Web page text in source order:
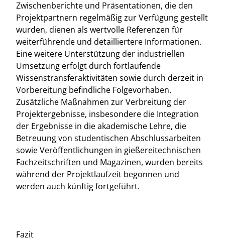
Zwischenberichte und Präsentationen, die den
Projektpartnern regelmäßig zur Verfügung gestellt
wurden, dienen als wertvolle Referenzen für
weiterführende und detailliertere Informationen.
Eine weitere Unterstützung der industriellen
Umsetzung erfolgt durch fortlaufende
Wissenstransferaktivitäten sowie durch derzeit in
Vorbereitung befindliche Folgevorhaben.
Zusätzliche Maßnahmen zur Verbreitung der
Projektergebnisse, insbesondere die Integration
der Ergebnisse in die akademische Lehre, die
Betreuung von studentischen Abschlussarbeiten
sowie Veröffentlichungen in gießereitechnischen
Fachzeitschriften und Magazinen, wurden bereits
während der Projektlaufzeit begonnen und
werden auch künftig fortgeführt.
Fazit